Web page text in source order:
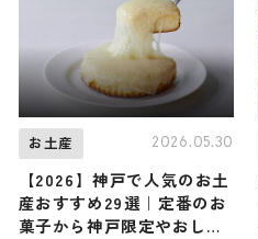
お土産 2026.05.30
【2026】神戸で人気のお土
産おすすめ29選｜定番のお
菓子から神戸限定やおしゃ